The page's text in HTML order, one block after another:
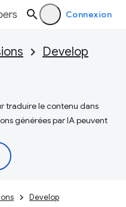
Connexion
Develop
traduire le contenu dans
générées par IA peuvent
Develop